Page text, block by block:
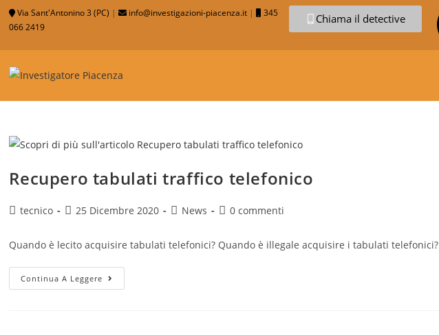
Via Sant'Antonino 3 (PC) | info@investigazioni-piacenza.it |
345
066 2419
Chiama il detective
Recupero tabulati traffico telefonico
tecnico 25 Dicembre 2020 News 0 commenti
Quando è lecito acquisire tabulati telefonici? Quando è illegale acquisire i tabulati telefonici?
Continua A Leggere